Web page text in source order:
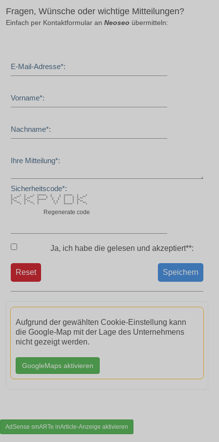
Fragen, Wünsche oder wichtige Mitteilungen?
Einfach per Kontaktformular an Neoseo übermitteln:
E-Mail-Adresse*:
Vorname*:
Nachname*:
Ihre Mitteilung*:
Sicherheitscode*:
* * * * ****** * * ****** * *
* ** * ** * * * * * * * **
* ** * ** * * * * * * * **
** ** ****** * * * * **
* ** * ** * * * * * * **
* ** * ** * * * * * * **
* * * * * * ****** * *
Regenerate code
Ja, ich habe die gelesen und akzeptiert**:
Speichern
Reset
Aufgrund der gewählten Cookie-Einstellung kann
die Google-Map mit der Lage des Unternehmens
nicht gezeigt werden.
GoogleMaps aktivieren
AdSense smARTe inArticle-Anzeige aktivieren